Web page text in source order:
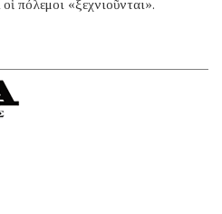
πόλεμοι «ξεχνιοῦνται».